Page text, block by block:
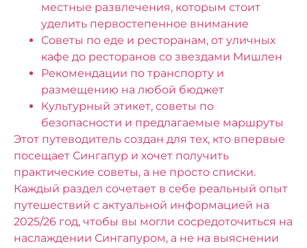
местные развлечения, которым стоит
уделить первостепенное внимание
Советы по еде и ресторанам, от уличных
кафе до ресторанов со звездами Мишлен
Рекомендации по транспорту и
размещению на любой бюджет
Культурный этикет, советы по
безопасности и предлагаемые маршруты
Этот путеводитель создан для тех, кто впервые
посещает Сингапур и хочет получить
практические советы, а не просто списки.
Каждый раздел сочетает в себе реальный опыт
путешествий с актуальной информацией на
2025/26 год, чтобы вы могли сосредоточиться на
наслаждении Сингапуром, а не на выяснении